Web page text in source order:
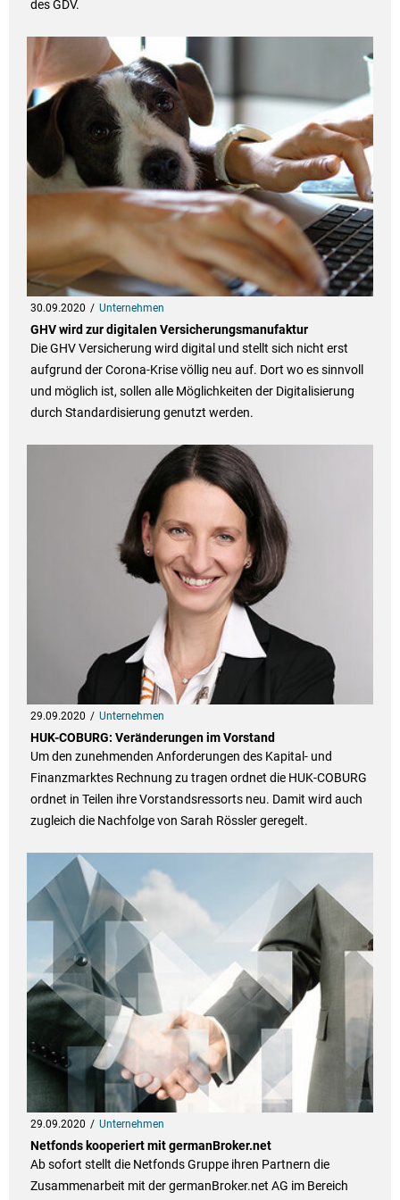
des GDV.
30.09.2020 Unternehmen
GHV wird zur digitalen Versicherungsmanufaktur
Die GHV Versicherung wird digital und stellt sich nicht erst
aufgrund der Corona-Krise völlig neu auf. Dort wo es sinnvoll
und möglich ist, sollen alle Möglichkeiten der Digitalisierung
durch Standardisierung genutzt werden.
29.09.2020 Unternehmen
HUK-COBURG: Veränderungen im Vorstand
Um den zunehmenden Anforderungen des Kapital- und
Finanzmarktes Rechnung zu tragen ordnet die HUK-COBURG
ordnet in Teilen ihre Vorstandsressorts neu. Damit wird auch
zugleich die Nachfolge von Sarah Rössler geregelt.
29.09.2020 Unternehmen
Netfonds kooperiert mit germanBroker.net
Ab sofort stellt die Netfonds Gruppe ihren Partnern die
Zusammenarbeit mit der germanBroker.net AG im Bereich